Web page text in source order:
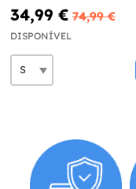
34,99 € 74,99 €
DISPONÍVEL